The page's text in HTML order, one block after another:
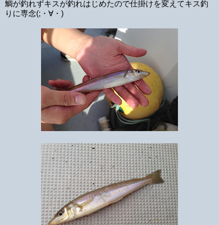
鯛が釣れずキスが釣れはじめたので仕掛けを変えてキス釣
りに専念(;・∀・)